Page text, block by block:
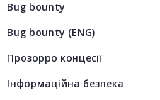
Bug bounty
Bug bounty (ENG)
Прозорро концесії
Інформаційна безпека